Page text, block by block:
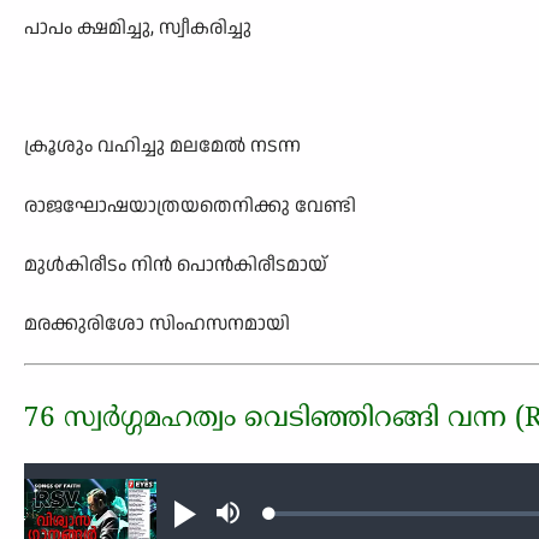
പാപം ക്ഷമിച്ചു, സ്വീകരിച്ചു
ക്രൂശും വഹിച്ചു മലമേല്‍ നടന്ന
രാജഘോഷയാത്രയതെനിക്കു വേണ്ടി
മുള്‍കിരീടം നിന്‍ പൊന്‍കിരീടമായ്
മരക്കുരിശോ സിംഹസനമായി
Audio file
Play MuteLoaded:
76 സ്വര്‍ഗ്ഗമഹത്വം വെടിഞ്ഞിറങ്ങി വന്ന